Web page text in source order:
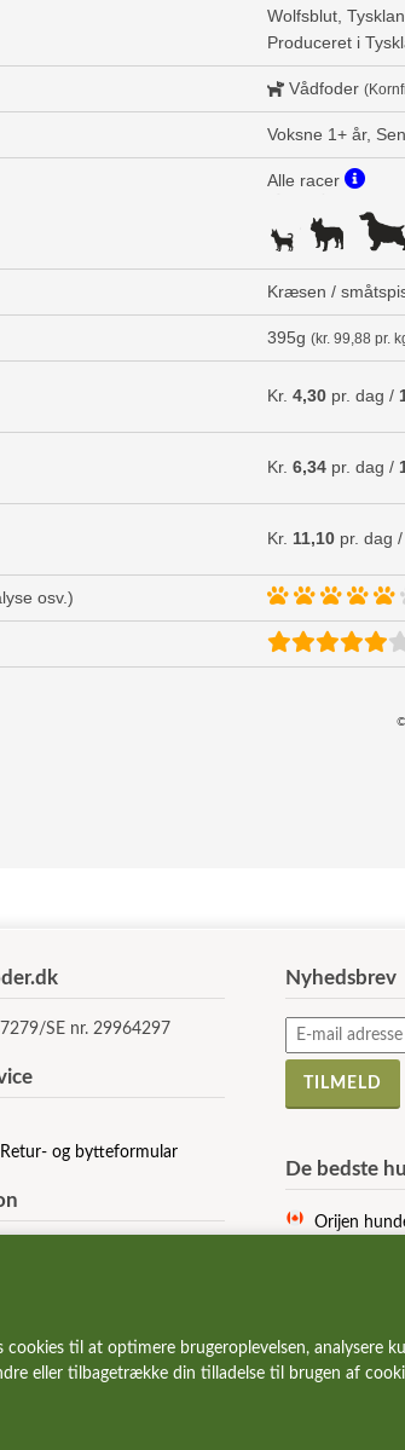
til at optimere brugeroplevelsen, analysere
eller tilbagetrække din tilladelse til brugen af
Wolfsblut,
Produceret i
Vådfoder
Voksne 1+ år,
Alle racer
Kræsen /
395g (kr. 99,88 pr.
Kr. 4,30 pr. dag /
Kr. 6,34 pr. dag /
Kr. 11,10 pr. dag /
osv.)
©
SE nr. 29964297
og bytteformular
Cookies
gode tilbud
Nyhedsbrev
De bedste
Orijen
Ziwi Peak
Carnilove